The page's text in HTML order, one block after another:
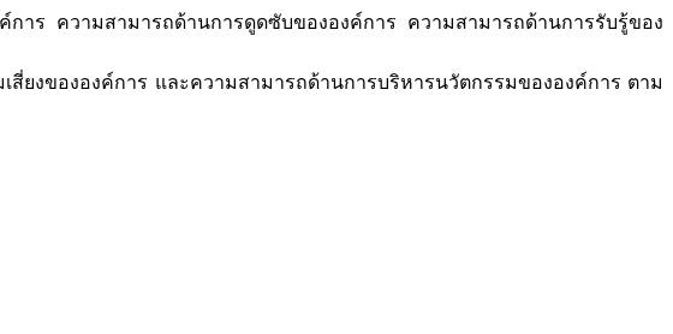
าร ความสามารถด้านการดูดซับขององค์การ ความสามารถด้านการรับรู้ของ
ยงขององค์การ และความสามารถด้านการบริหารนวัตกรรมขององค์การ ตาม